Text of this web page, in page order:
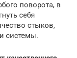
поворота, в
себя
стыков,
системы.